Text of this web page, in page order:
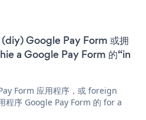
(diy) Google Pay Form 或拥
a Google Pay Form 的“in
Form 应用程序，或 foreign
序 Google Pay Form 的 for a